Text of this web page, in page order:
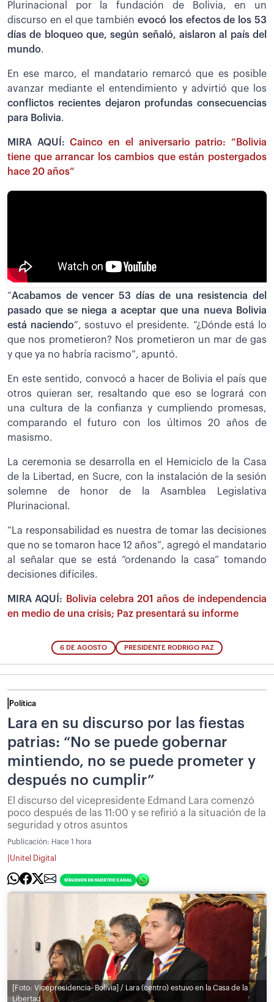
Plurinacional por la fundación de Bolivia, en un
discurso en el que también evocó los efectos de los 53
días de bloqueo que, según señaló, aislaron al país del
mundo.
En ese marco, el mandatario remarcó que es posible
avanzar mediante el entendimiento y advirtió que los
conflictos recientes dejaron profundas consecuencias
para Bolivia.
MIRA AQUÍ:Cainco en el aniversario patrio: “Bolivia
tiene que arrancar los cambios que están postergados
hace 20 años”
“Acabamos de vencer 53 días de una resistencia del
pasado que se niega a aceptar que una nueva Bolivia
está naciendo”, sostuvo el presidente. “¿Dónde está lo
que nos prometieron? Nos prometieron un mar de gas
y que ya no habría racismo”, apuntó.
En este sentido, convocó a hacer de Bolivia el país que
otros quieran ser, resaltando que eso se logrará con
una cultura de la confianza y cumpliendo promesas,
comparando el futuro con los últimos 20 años de
masismo.
La ceremonia se desarrolla en el Hemiciclo de la Casa
de la Libertad, en Sucre, con la instalación de la sesión
solemne de honor de la Asamblea Legislativa
Plurinacional.
“La responsabilidad es nuestra de tomar las decisiones
que no se tomaron hace 12 años”, agregó el mandatario
al señalar que se está “ordenando la casa” tomando
decisiones difíciles.
MIRA AQUÍ:
Bolivia celebra 201 años de independencia
en medio de una crisis; Paz presentará su informe
6 DE AGOSTO PRESIDENTE RODRIGO PAZ
Política
Lara en su discurso por las fiestas
patrias: “No se puede gobernar
mintiendo, no se puede prometer y
después no cumplir”
El discurso del vicepresidente Edmand Lara comenzó
poco después de las 11:00 y se refirió a la situación de la
seguridad y otros asuntos
Publicación: Hace 1 hora
Unitel Digital
[Foto: Vicepresidencia- Bolivia] / Lara (centro) estuvo en la Casa de la
Libertad